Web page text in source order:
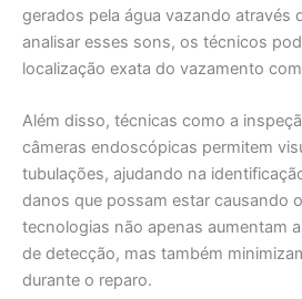
gerados pela água vazando através
analisar esses sons, os técnicos
localização exata do vazamento
Além disso, técnicas como a
câmeras endoscópicas permitem
tubulações, ajudando na
danos que possam estar causando
tecnologias não apenas aumentam
de detecção, mas também
durante o reparo.